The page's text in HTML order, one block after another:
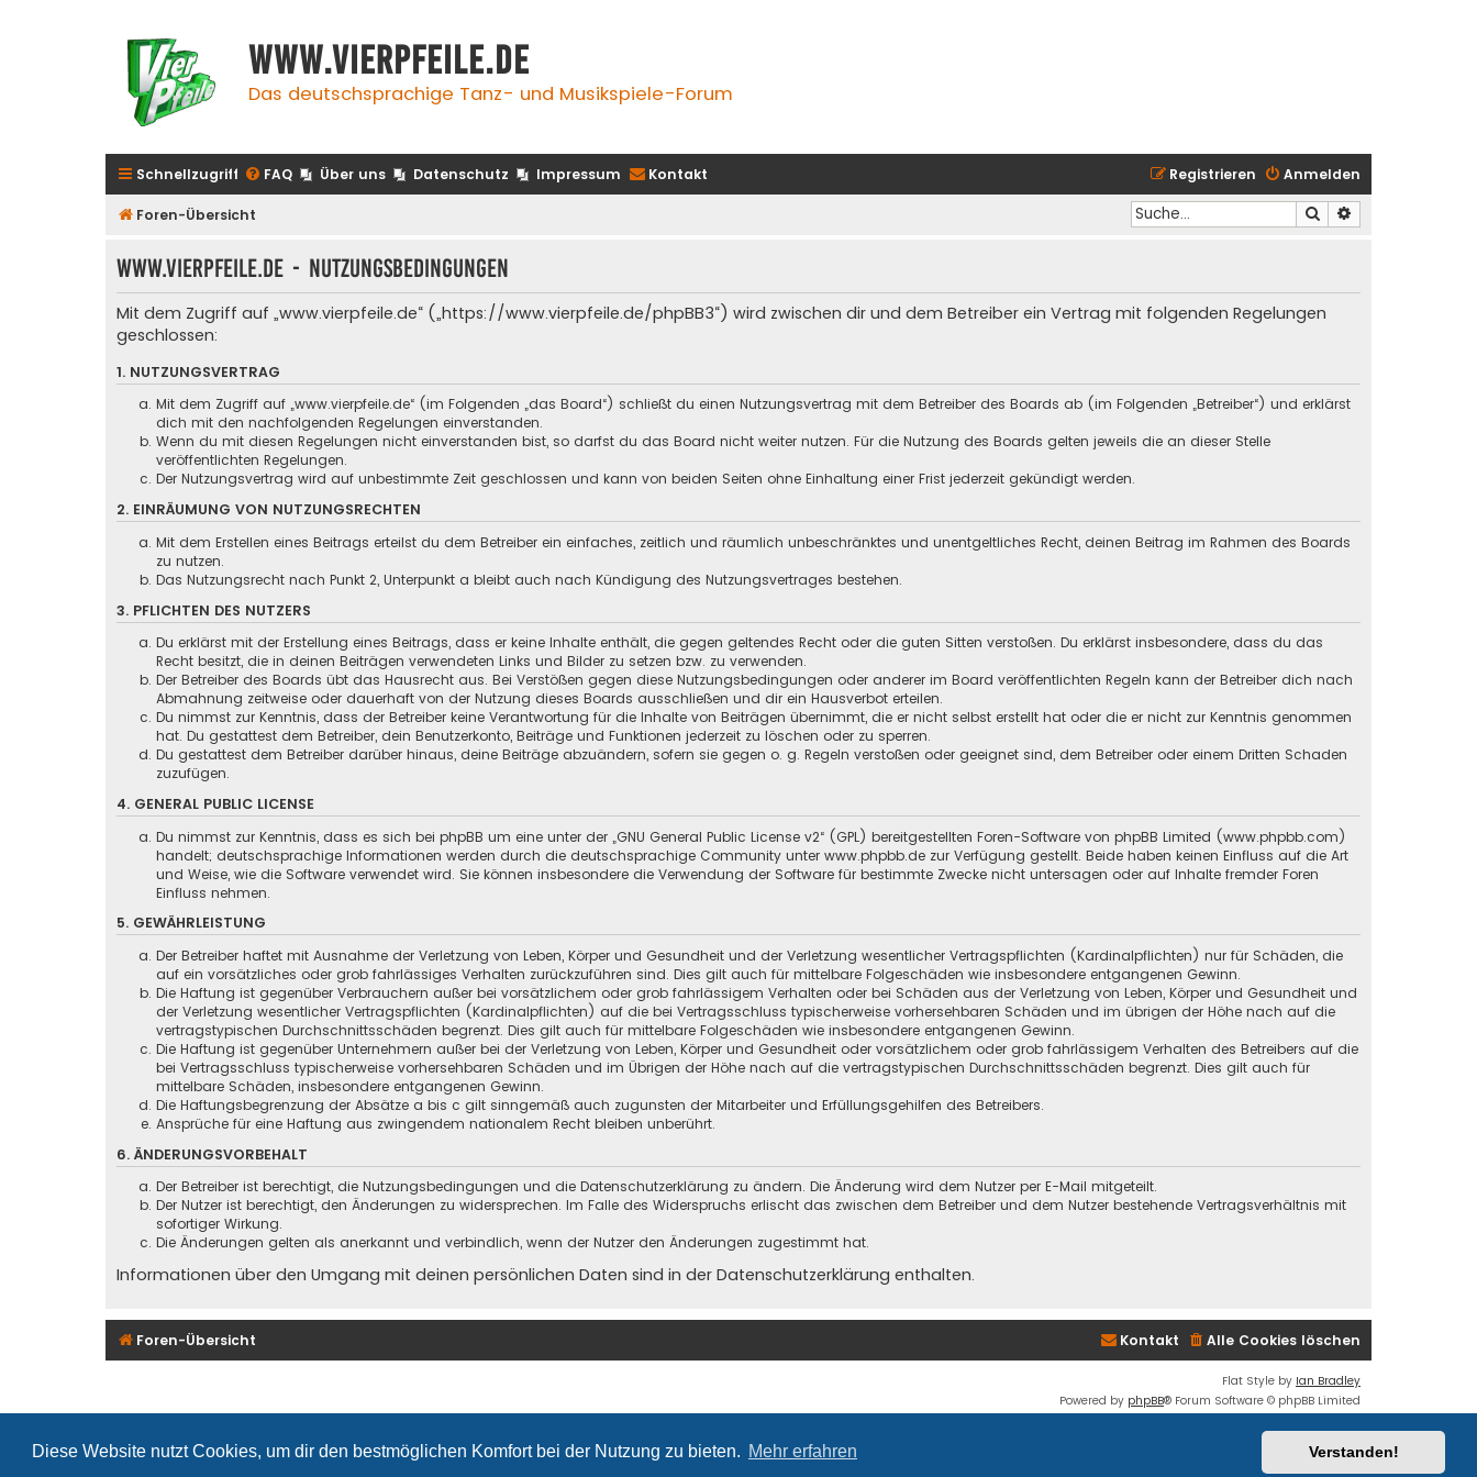
Diese Website nutzt Cookies, um dir den bestmöglichen Komfort bei der Nutzung zu bieten. Mehr erfahren Verstanden!
www.vierpfeile.de
Das deutschsprachige Tanz- und Musikspiele-Forum
Schnellzugriff FAQ Über uns Datenschutz Impressum Kontakt Anmelden
Registrieren
Foren-Übersicht Suche
www.vierpfeile.de - Nutzungsbedingungen
Mit dem Zugriff auf „www.vierpfeile.de“ („https://www.vierpfeile.de/phpBB3“) wird zwischen dir und dem Betreiber ein Vertrag mit folgenden Regelungen
geschlossen:
1. NUTZUNGSVERTRAG
Mit dem Zugriff auf „www.vierpfeile.de“ (im Folgenden „das Board“) schließt du einen Nutzungsvertrag mit dem Betreiber des Boards ab (im Folgenden „Betreiber“) und erklärst
dich mit den nachfolgenden Regelungen einverstanden.
Wenn du mit diesen Regelungen nicht einverstanden bist, so darfst du das Board nicht weiter nutzen. Für die Nutzung des Boards gelten jeweils die an dieser Stelle
veröffentlichten Regelungen.
Der Nutzungsvertrag wird auf unbestimmte Zeit geschlossen und kann von beiden Seiten ohne Einhaltung einer Frist jederzeit gekündigt werden.
2. EINRÄUMUNG VON NUTZUNGSRECHTEN
Mit dem Erstellen eines Beitrags erteilst du dem Betreiber ein einfaches, zeitlich und räumlich unbeschränktes und unentgeltliches Recht, deinen Beitrag im Rahmen des Boards
zu nutzen.
Das Nutzungsrecht nach Punkt 2, Unterpunkt a bleibt auch nach Kündigung des Nutzungsvertrages bestehen.
3. PFLICHTEN DES NUTZERS
Du erklärst mit der Erstellung eines Beitrags, dass er keine Inhalte enthält, die gegen geltendes Recht oder die guten Sitten verstoßen. Du erklärst insbesondere, dass du das
Recht besitzt, die in deinen Beiträgen verwendeten Links und Bilder zu setzen bzw. zu verwenden.
Der Betreiber des Boards übt das Hausrecht aus. Bei Verstößen gegen diese Nutzungsbedingungen oder anderer im Board veröffentlichten Regeln kann der Betreiber dich nach
Abmahnung zeitweise oder dauerhaft von der Nutzung dieses Boards ausschließen und dir ein Hausverbot erteilen.
Du nimmst zur Kenntnis, dass der Betreiber keine Verantwortung für die Inhalte von Beiträgen übernimmt, die er nicht selbst erstellt hat oder die er nicht zur Kenntnis genommen
hat. Du gestattest dem Betreiber, dein Benutzerkonto, Beiträge und Funktionen jederzeit zu löschen oder zu sperren.
Du gestattest dem Betreiber darüber hinaus, deine Beiträge abzuändern, sofern sie gegen o. g. Regeln verstoßen oder geeignet sind, dem Betreiber oder einem Dritten Schaden
zuzufügen.
4. GENERAL PUBLIC LICENSE
Du nimmst zur Kenntnis, dass es sich bei phpBB um eine unter der „GNU General Public License v2“ (GPL) bereitgestellten Foren-Software von phpBB Limited (www.phpbb.com)
handelt; deutschsprachige Informationen werden durch die deutschsprachige Community unter www.phpbb.de zur Verfügung gestellt. Beide haben keinen Einfluss auf die Art
und Weise, wie die Software verwendet wird. Sie können insbesondere die Verwendung der Software für bestimmte Zwecke nicht untersagen oder auf Inhalte fremder Foren
Einfluss nehmen.
5. GEWÄHRLEISTUNG
Der Betreiber haftet mit Ausnahme der Verletzung von Leben, Körper und Gesundheit und der Verletzung wesentlicher Vertragspflichten (Kardinalpflichten) nur für Schäden, die
auf ein vorsätzliches oder grob fahrlässiges Verhalten zurückzuführen sind. Dies gilt auch für mittelbare Folgeschäden wie insbesondere entgangenen Gewinn.
Die Haftung ist gegenüber Verbrauchern außer bei vorsätzlichem oder grob fahrlässigem Verhalten oder bei Schäden aus der Verletzung von Leben, Körper und Gesundheit und
der Verletzung wesentlicher Vertragspflichten (Kardinalpflichten) auf die bei Vertragsschluss typischerweise vorhersehbaren Schäden und im übrigen der Höhe nach auf die
vertragstypischen Durchschnittsschäden begrenzt. Dies gilt auch für mittelbare Folgeschäden wie insbesondere entgangenen Gewinn.
Die Haftung ist gegenüber Unternehmern außer bei der Verletzung von Leben, Körper und Gesundheit oder vorsätzlichem oder grob fahrlässigem Verhalten des Betreibers auf die
bei Vertragsschluss typischerweise vorhersehbaren Schäden und im Übrigen der Höhe nach auf die vertragstypischen Durchschnittsschäden begrenzt. Dies gilt auch für
mittelbare Schäden, insbesondere entgangenen Gewinn.
Die Haftungsbegrenzung der Absätze a bis c gilt sinngemäß auch zugunsten der Mitarbeiter und Erfüllungsgehilfen des Betreibers.
Ansprüche für eine Haftung aus zwingendem nationalem Recht bleiben unberührt.
6. ÄNDERUNGSVORBEHALT
Der Betreiber ist berechtigt, die Nutzungsbedingungen und die Datenschutzerklärung zu ändern. Die Änderung wird dem Nutzer per E-Mail mitgeteilt.
Der Nutzer ist berechtigt, den Änderungen zu widersprechen. Im Falle des Widerspruchs erlischt das zwischen dem Betreiber und dem Nutzer bestehende Vertragsverhältnis mit
sofortiger Wirkung.
Die Änderungen gelten als anerkannt und verbindlich, wenn der Nutzer den Änderungen zugestimmt hat.
Informationen über den Umgang mit deinen persönlichen Daten sind in der Datenschutzerklärung enthalten.
Foren-Übersicht Alle Cookies löschen
Kontakt
Flat Style by Ian Bradley
Powered by phpBB® Forum Software © phpBB Limited
Nutzungsbedingungen